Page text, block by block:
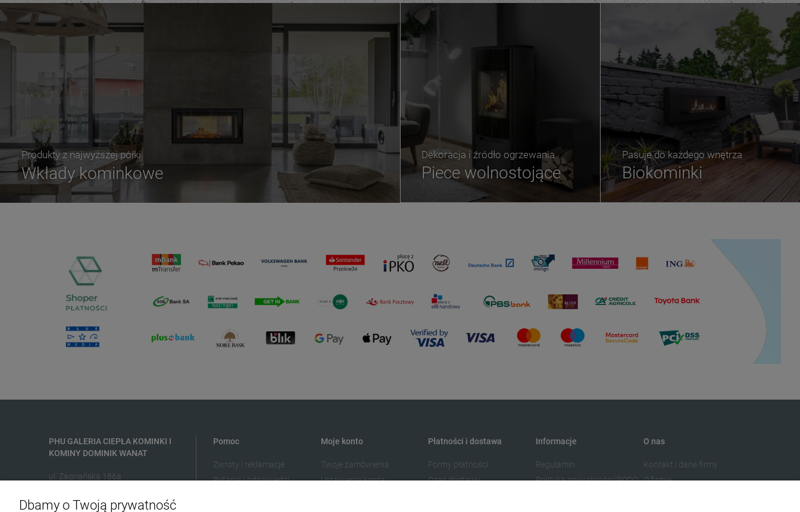
Produkty z najwyższej półki
Wkłady kominkowe
Dekoracja i źródło ogrzewania
Piece wolnostojące
Pasuje do każdego wnętrza
Biokominki
PHU GALERIA CIEPŁA KOMINKI I
KOMINY DOMINIK WANAT
ul. Zagnańska 186a
Pomoc
Zwroty i reklamacje
Pytania i odpowiedzi
Moje konto
Twoje zamówienia
Ustawienia konta
Płatności i dostawa
Formy płatności
Czas dostawy
Informacje
Regulamin
Polityka prywatności/RODO
O nas
Kontakt i dane firmy
O firmie
Dbamy o Twoją prywatność